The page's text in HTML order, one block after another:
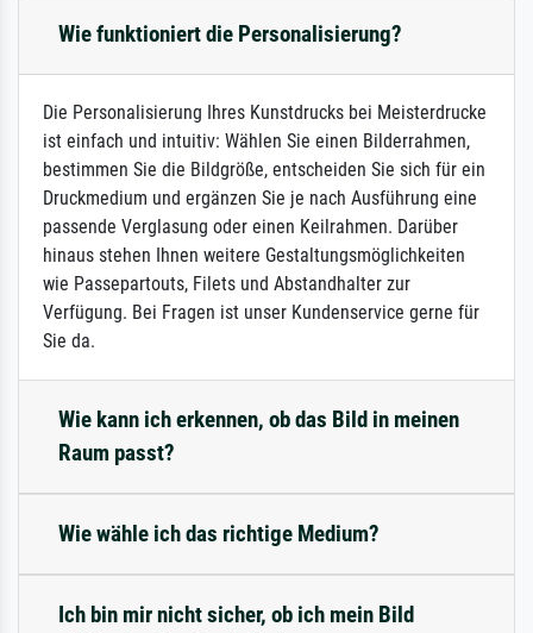
Wie funktioniert die Personalisierung?
Die Personalisierung Ihres Kunstdrucks bei Meisterdrucke
ist einfach und intuitiv: Wählen Sie einen Bilderrahmen,
bestimmen Sie die Bildgröße, entscheiden Sie sich für ein
Druckmedium und ergänzen Sie je nach Ausführung eine
passende Verglasung oder einen Keilrahmen. Darüber
hinaus stehen Ihnen weitere Gestaltungsmöglichkeiten
wie Passepartouts, Filets und Abstandhalter zur
Verfügung. Bei Fragen ist unser Kundenservice gerne für
Sie da.
Wie kann ich erkennen, ob das Bild in meinen
Raum passt?
Wie wähle ich das richtige Medium?
Ich bin mir nicht sicher, ob ich mein Bild